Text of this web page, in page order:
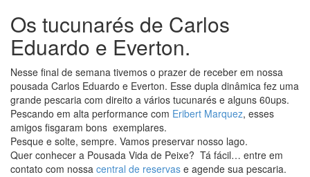
Os tucunarés de Carlos
Eduardo e Everton.
Nesse final de semana tivemos o prazer de receber em nossa
pousada Carlos Eduardo e Everton. Esse dupla dinâmica fez uma
grande pescaria com direito a vários tucunarés e alguns 60ups.
Pescando em alta performance com Eribert Marquez, esses
amigos fisgaram bons exemplares.
Pesque e solte, sempre. Vamos preservar nosso lago.
Quer conhecer a Pousada Vida de Peixe? Tá fácil… entre em
contato com nossa central de reservas e agende sua pescaria.